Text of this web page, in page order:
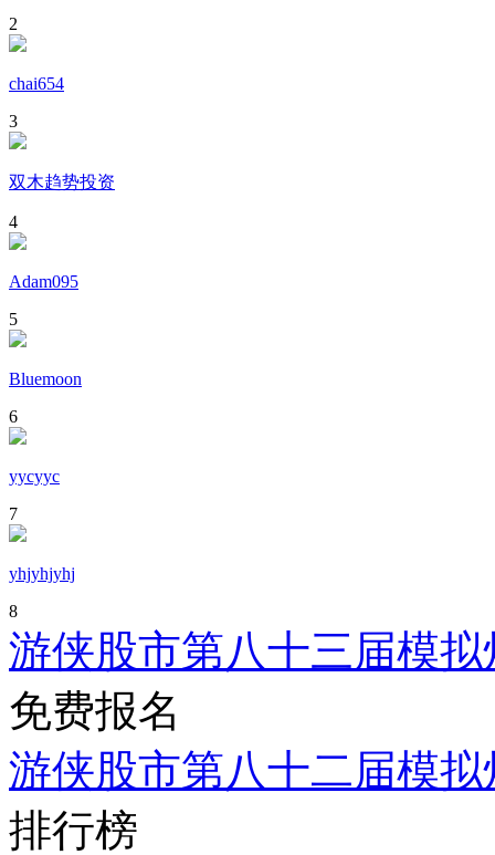
2
chai654
3
双木趋势投资
4
Adam095
5
Bluemoon
6
yycyyc
7
yhjyhjyhj
8
游侠股市第八十三届模
免费报名
游侠股市第八十二届模
排行榜